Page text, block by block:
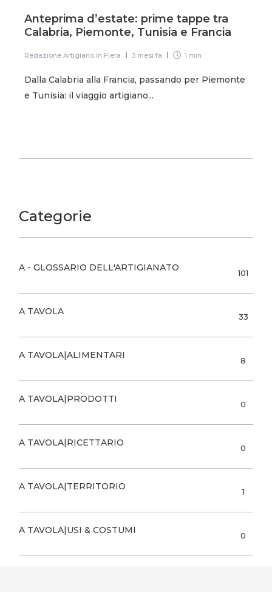
Anteprima d’estate: prime tappe tra
Calabria, Piemonte, Tunisia e Francia
Redazione Artigiano in Fiera 3 mesi fa 1 min
Dalla Calabria alla Francia, passando per Piemonte
e Tunisia: il viaggio artigiano...
Categorie
A - GLOSSARIO DELL'ARTIGIANATO 101
A TAVOLA 33
A TAVOLA|ALIMENTARI 8
A TAVOLA|PRODOTTI 0
A TAVOLA|RICETTARIO 0
A TAVOLA|TERRITORIO 1
A TAVOLA|USI & COSTUMI 0